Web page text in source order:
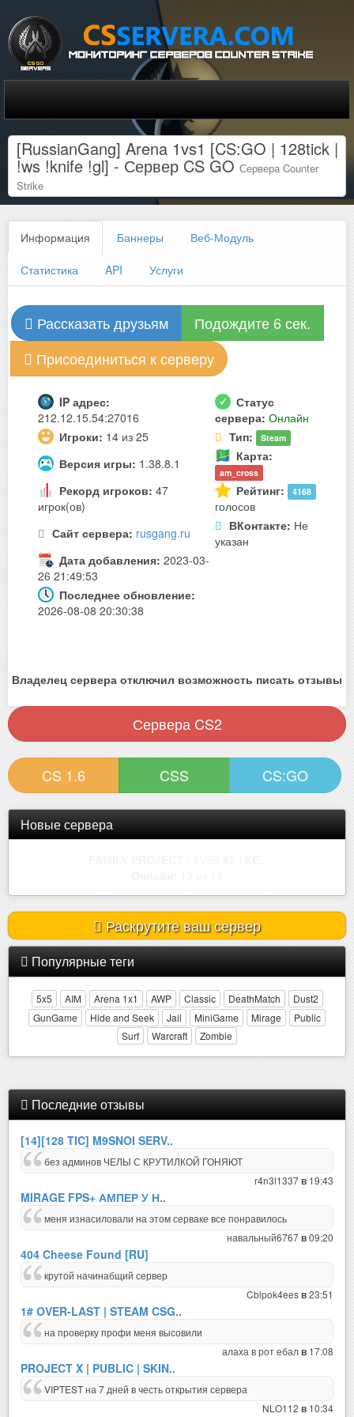
[RussianGang] Arena 1vs1 [CS:GO | 128tick |
!ws !knife !gl] - Сервер CS GO Сервера Counter
Strike
Информация Баннеры Веб-Модуль
Статистика API Услуги
Рассказать друзьям
Подождите 6 сек.
Присоединиться к серверу
IP адрес:
212.12.15.54:27016
Статус
сервера: Онлайн
Игроки: 14 из 25 Тип: Steam
Версия игры: 1.38.8.1 Карта:
am_cross
Рекорд игроков: 47
игрок(ов)
Рейтинг: 4168
голосов
Сайт сервера: rusgang.ru ВКонтакте: Не
указан
Дата добавления: 2023-03-
26 21:49:53
Последнее обновление:
2026-08-08 20:30:38
Владелец сервера отключил возможность писать отзывы
Сервера CS2
CS 1.6 CSS CS:GO
Новые сервера
Раскрутите ваш сервер
Популярные теги
5x5 AIM Arena 1x1 AWP Classic DeathMatch
Dust2
GunGame
Hide and Seek Jail MiniGame Mirage
Public
Surf
Warcraft Zombie
Последние отзывы
[14][128 TIC] M9SNOI SERV..
без админов ЧЕЛЫ С КРУТИЛКОЙ ГОНЯЮТ
r4n3l1337в 19:43
MIRAGE FPS+ АМПЕР У Н..
меня изнасиловали на этом серваке все понравилось
навальный6767в09:20
404 Cheese Found [RU]
крутой начинабщий сервер
Cblpok4eesв23:51
1# OVER-LAST | STEAM CSG..
на проверку профи меня высовили
алаха в рот ебалв 17:08
PROJECT X | PUBLIC | SKIN..
VIPTEST на 7 дней в честь открытия сервера
NLO112 в 10:34